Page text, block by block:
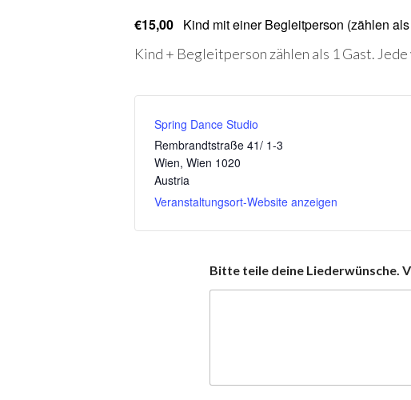
€15,00 Kind mit einer Begleitperson (zählen
Kind + Begleitperson zählen als 1 Gast.
Spring Dance Studio
Rembrandtstraße 41/ 1-3
Wien, Wien 1020
Austria
Veranstaltungsort-Website anzeigen
s
i
Bitte teile deine Liederwünsche.